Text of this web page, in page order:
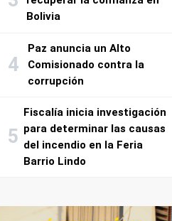
Bolivia
Paz anuncia un Alto
Comisionado contra la
corrupción
Fiscalía inicia investigación
para determinar las causas
del incendio en la Feria
Barrio Lindo